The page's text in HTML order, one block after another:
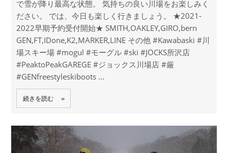
で雪が降り最高な状態。 気持ちの良い川場をお楽しみく
ださい。 では、今日も楽しく行きましょう。 ★2021-
2022早期予約受付開始★ SMITH,OAKLEY,GIRO,bern
GEN,FT,IDone,K2,MARKER,LINE その他 #Kawabaski #川
場スキー場 #mogul #モーグル #ski #JOCKS所沢店
#PeaktoPeakGAREGE #ジョックス川場店 #厳
#GENfreestyleskiboots ...
続きを読む »